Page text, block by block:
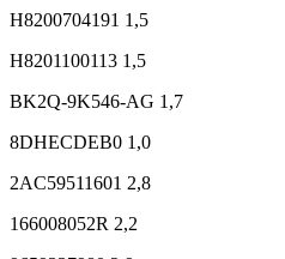
H8200704191 1,5
H8201100113 1,5
BK2Q-9K546-AG 1,7
8DHECDEB0 1,0
2AC59511601 2,8
166008052R 2,2